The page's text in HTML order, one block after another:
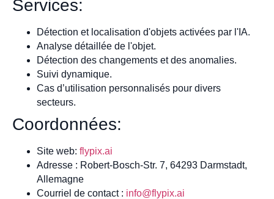
Services:
Détection et localisation d'objets activées par l'IA.
Analyse détaillée de l'objet.
Détection des changements et des anomalies.
Suivi dynamique.
Cas d’utilisation personnalisés pour divers
secteurs.
Coordonnées:
Site web: flypix.ai
Adresse : Robert-Bosch-Str. 7, 64293 Darmstadt,
Allemagne
Courriel de contact : info@flypix.ai